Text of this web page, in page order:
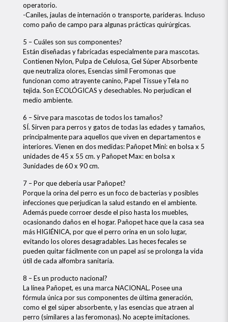
operatorio.
-Caniles, jaulas de internación o transporte, parideras. Incluso
como paño de campo para algunas prácticas quirúrgicas.
5 – Cuáles son sus componentes?
Están diseñadas y fabricadas especialmente para mascotas.
Contienen Nylon, Pulpa de Celulosa, Gel Súper Absorbente
que neutraliza olores, Esencias símil Feromonas que
funcionan como atrayente canino, Papel Tissue yTela no
tejida. Son ECOLÓGICAS y desechables. No perjudican el
medio ambiente.
6 – Sirve para mascotas de todos los tamaños?
SÍ. Sirven para perros y gatos de todas las edades y tamaños,
principalmente para aquellos que viven en departamentos e
interiores. Vienen en dos medidas: Pañopet Mini: en bolsa x 5
unidades de 45 x 55 cm. y Pañopet Max: en bolsa x
3unidades de 60 x 90 cm.
7 – Por que debería usar Pañopet?
Porque la orina del perro es un foco de bacterias y posibles
infecciones que perjudican la salud estando en el ambiente.
Además puede corroer desde el piso hasta los muebles,
ocasionando daños en el hogar. Pañopet hace que la casa sea
más HIGIÉNICA, por que el perro orina en un solo lugar,
evitando los olores desagradables. Las heces fecales se
pueden quitar fácilmente con un papel así se prolonga la vida
útil de cada alfombra sanitaria.
8 – Es un producto nacional?
La línea Pañopet, es una marca NACIONAL. Posee una
fórmula única por sus componentes de última generación,
como el gel súper absorbente, y las esencias que atraen al
perro (similares a las feromonas). No acepte imitaciones.